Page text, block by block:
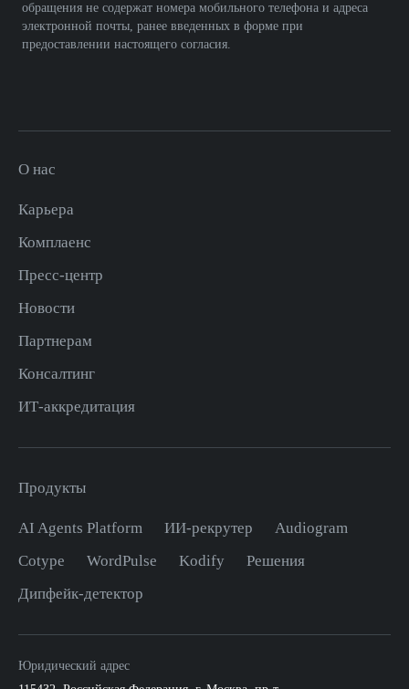
обращения не содержат номера мобильного телефона и адреса
электронной почты, ранее введенных в форме при
предоставлении настоящего согласия.
О нас
Карьера
Комплаенс
Пресс-центр
Новости
Партнерам
Консалтинг
ИТ-аккредитация
Продукты
AI Agents Platform ИИ-рекрутер
Audiogram
Cotype
WordPulse Kodify
Решения
Дипфейк-детектор
Юридический адрес